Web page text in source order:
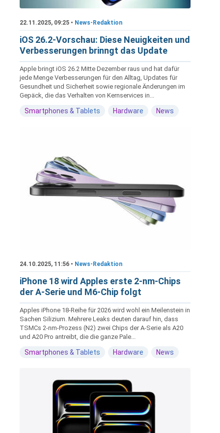
22.11.2025, 09:25 • News-Redaktion
iOS 26.2-Vorschau: Diese Neuigkeiten und
Verbesserungen brinngt das Update
Apple bringt iOS 26.2 Mitte Dezember raus und hat dafür
jede Menge Verbesserungen für den Alltag, Updates für
Gesundheit und Sicherheit sowie regionale Änderungen im
Gepäck, die das Verhalten von Kernservices in...
Smartphones & Tablets Hardware News
24.10.2025, 11:56 • News-Redaktion
iPhone 18 wird Apples erste 2-nm-Chips
der A-Serie und M6-Chip folgt
Apples iPhone 18-Reihe für 2026 wird wohl ein Meilenstein in
Sachen Silizium. Mehrere Leaks deuten darauf hin, dass
TSMCs 2-nm-Prozess (N2) zwei Chips der A-Serie als A20
und A20 Pro antreibt, die die ganze Pale...
Smartphones & Tablets Hardware News